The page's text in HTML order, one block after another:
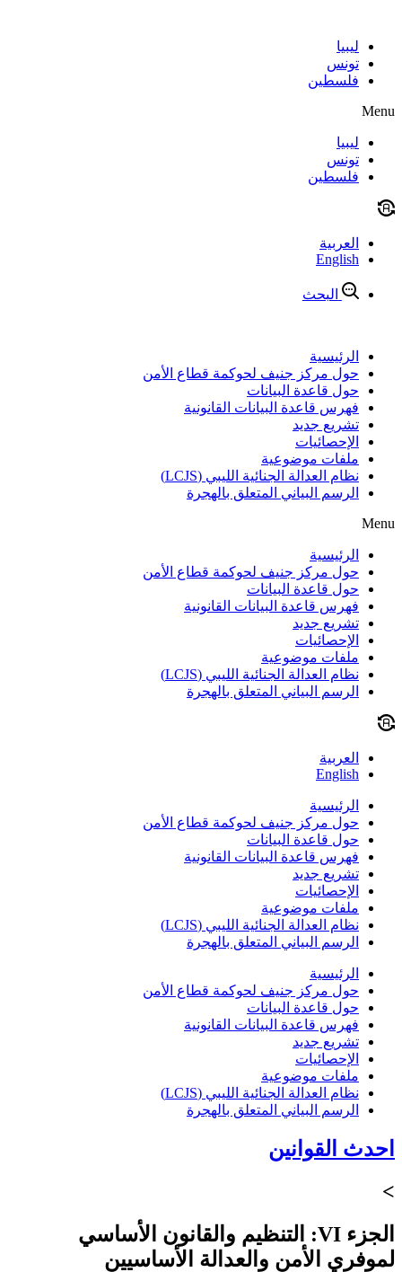
contentليبيا
تونس
فلسطين
Menu
ليبيا
تونس
فلسطين
العربية
English
البحث
الرئيسية
حول مركز جنيف لحوكمة قطاع الأمن
حول قاعدة البيانات
فهرس قاعدة البيانات القانونية
تشريع جديد
الإحصائيات
ملفات موضوعية
نظام العدالة الجنائية الليبي (LCJS)
الرسم البياني المتعلق بالهجرة
Menu
الرئيسية
حول مركز جنيف لحوكمة قطاع الأمن
حول قاعدة البيانات
فهرس قاعدة البيانات القانونية
تشريع جديد
الإحصائيات
ملفات موضوعية
نظام العدالة الجنائية الليبي (LCJS)
الرسم البياني المتعلق بالهجرة
العربية
English
الرئيسية
حول مركز جنيف لحوكمة قطاع الأمن
حول قاعدة البيانات
فهرس قاعدة البيانات القانونية
تشريع جديد
الإحصائيات
ملفات موضوعية
نظام العدالة الجنائية الليبي (LCJS)
الرسم البياني المتعلق بالهجرة
الرئيسية
حول مركز جنيف لحوكمة قطاع الأمن
حول قاعدة البيانات
فهرس قاعدة البيانات القانونية
تشريع جديد
الإحصائيات
ملفات موضوعية
نظام العدالة الجنائية الليبي (LCJS)
الرسم البياني المتعلق بالهجرة
احدث القوانين
>
الجزء VI: التنظيم والقانون الأساسي
لموفري الأمن والعدالة الأساسيين